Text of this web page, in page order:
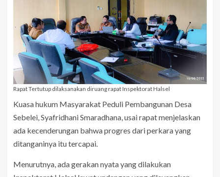
Rapat Tertutup dilaksanakan diruang rapat Inspektorat Halsel
Kuasa hukum Masyarakat Peduli Pembangunan Desa
Sebelei, Syafridhani Smaradhana, usai rapat menjelaskan
ada kecenderungan bahwa progres dari perkara yang
ditanganinya itu tercapai.
Menurutnya, ada gerakan nyata yang dilakukan